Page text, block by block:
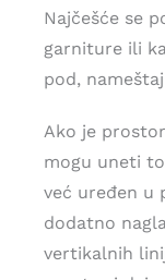
Najčešće se
garniture ili
pod,
Ako je
mogu uneti
već uređen u
dodatno
vertikalnih